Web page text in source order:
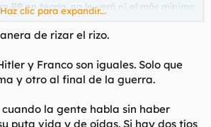
PP en teoría, no le verá ni el más mínimo
una broma, a favor de Hitler. Y ahora sí
esto va a ser un bucle. Buenas tardes.
Haz clic para expandir...
de rizar el rizo.
y Franco son iguales. Solo que
y otro al final de la guerra.
cuando la gente habla sin haber
puta vida y de oídas. Si hay dos tíos